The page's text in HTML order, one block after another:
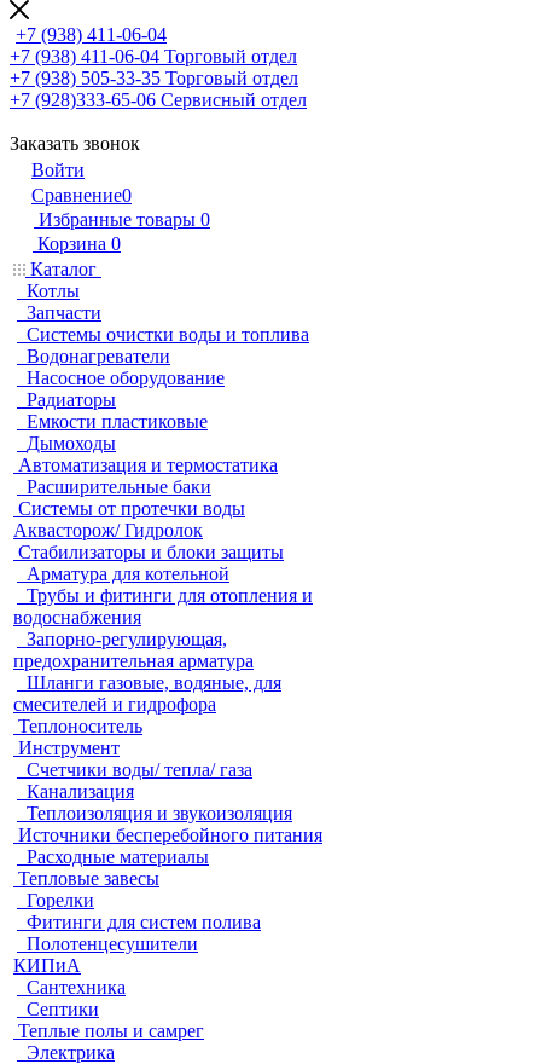
+7 (938) 411-06-04
+7 (938) 411-06-04 Торговый отдел
+7 (938) 505-33-35 Торговый отдел
+7 (928)333-65-06 Сервисный отдел
Заказать звонок
Войти
Сравнение0
Избранные товары 0
Корзина 0
Каталог
Котлы
Запчасти
Системы очистки воды и топлива
Водонагреватели
Насосное оборудование
Радиаторы
Емкости пластиковые
Дымоходы
Автоматизация и термостатика
Расширительные баки
Системы от протечки воды
Аквасторож/ Гидролок
Стабилизаторы и блоки защиты
Арматура для котельной
Трубы и фитинги для отопления и
водоснабжения
Запорно-регулирующая,
предохранительная арматура
Шланги газовые, водяные, для
смесителей и гидрофора
Теплоноситель
Инструмент
Счетчики воды/ тепла/ газа
Канализация
Теплоизоляция и звукоизоляция
Источники бесперебойного питания
Расходные материалы
Тепловые завесы
Горелки
Фитинги для систем полива
Полотенцесушители
КИПиА
Сантехника
Септики
Теплые полы и самрег
Электрика